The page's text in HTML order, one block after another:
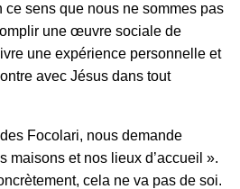
ce sens que nous ne sommes pas
une œuvre sociale de
une expérience personnelle et
avec Jésus dans tout
Focolari, nous demande
maisons et nos lieux d’accueil ».
cela ne va pas de soi.